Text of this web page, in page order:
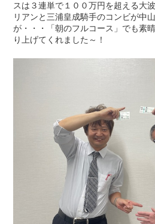
スは３連単で１００万円を超える大
リアンと三浦皇成騎手のコンビが中
が・・・「朝のフルコース」でも素
り上げてくれました～！